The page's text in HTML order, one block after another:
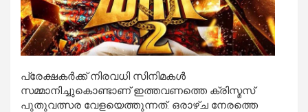
പ്രേക്ഷകര്‍ക്ക് നിരവധി സിനിമകള്‍
സമ്മാനിച്ചുകൊണ്ടാണ് ഇത്തവണത്തെ ക്രിസ്മസ്
പുതുവത്സര വേളയെത്തുന്നത്. ഒരാഴ്ച നേരത്തെ